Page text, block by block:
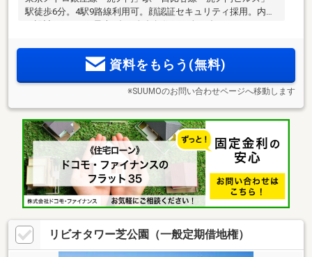
駅徒歩6分。4駅9路線利用可。顔認証セキュリティ採用。内廊
下設計。1フロア最大3邸・全邸角住戸、全37邸のレジデン
な都市生活と自然の潤いを享受
資料をもらう(無料)
※SUUMOのお問い合わせページへ移動します
リビオタワー芝公園（一般定期借地権）